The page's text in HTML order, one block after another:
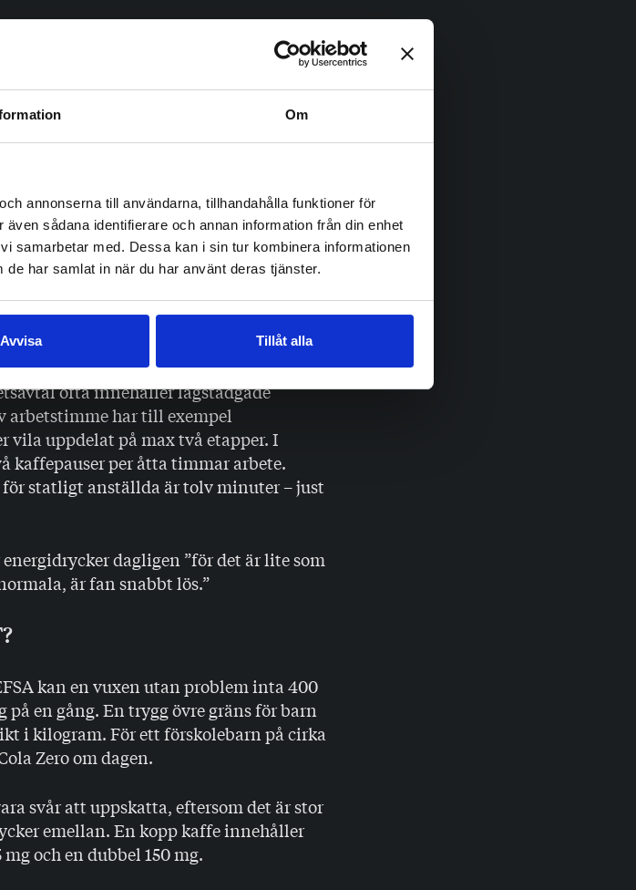
Om
annonserna till användarna, tillhandahålla funktioner för
sådana identifierare och annan information från din enhet
samarbetar med. Dessa kan i sin tur kombinera informationen
har samlat in när du har använt deras tjänster.
Avvisa Tillåt alla
två timmar. En gång försökte jag sluta
och vävnaderna på cirka 45 minuter.
minuter efter intaget och halveras var
ett ständigt intag av koffein,
ofta innehåller lagstadgade
arbetstimme har till exempel
uppdelat på max två etapper. I
per åtta timmar arbete.
statligt anställda är tolv minuter – just
dagligen ”för det är lite som
är fan snabbt lös.”
kan en vuxen utan problem inta 400
en gång. En trygg övre gräns för barn
i kilogram. För ett förskolebarn på cirka
Zero om dagen.
svår att uppskatta, eftersom det är stor
emellan. En kopp kaffe innehåller
mg och en dubbel 150 mg.